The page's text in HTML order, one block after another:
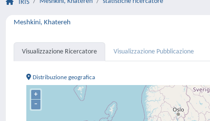
IRIS
Meshkini, Khatereh
Visualizzazione Ricercatore Visualizzazione Pubblicazione
Distribuzione geografica
+
–